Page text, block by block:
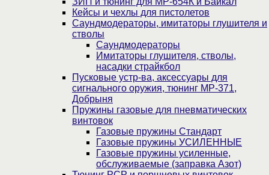
Кейсы и чехлы для пистолетов
Саундмодераторы, имитаторы глушителя и
стволы
Саундмодераторы
Имитаторы глушителя, стволы,
насадки страйкбол
Пусковые устр-ва, аксессуары для
сигнального оружия, тюнинг МР-371,
Добрыня
Пружины газовые для пневматических
винтовок
Газовые пружины Стандарт
Газовые пружины УСИЛЕННЫЕ
Газовые пружины усиленные,
обслуживаемые (заправка Азот)